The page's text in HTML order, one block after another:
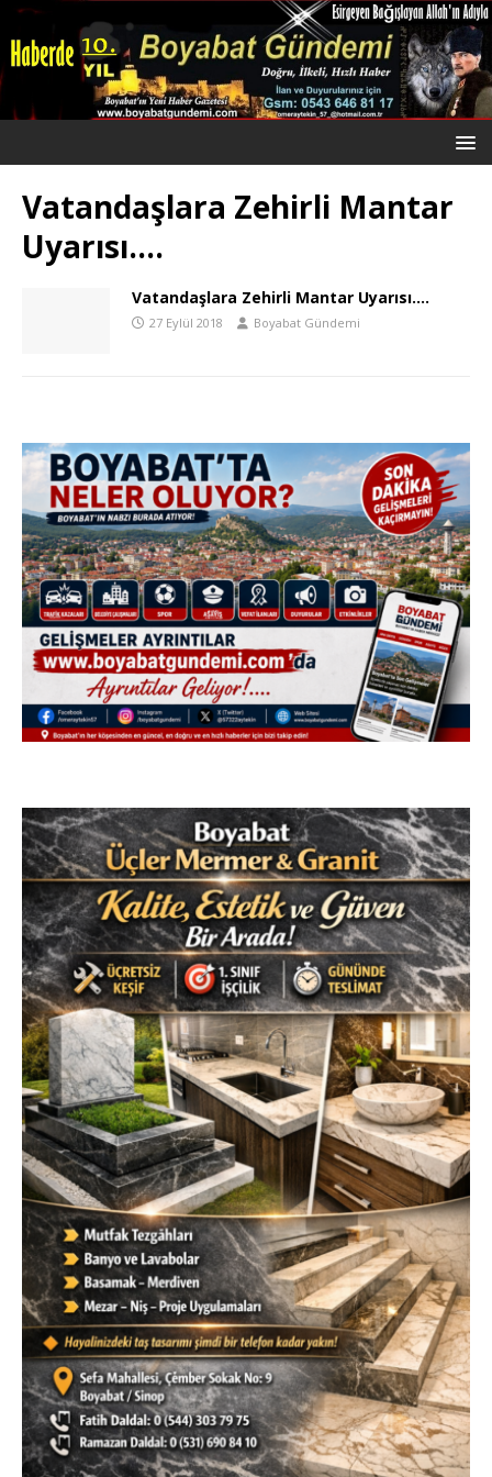
Vatandaşlara Zehirli Mantar
Uyarısı….
Vatandaşlara Zehirli Mantar Uyarısı….
27 Eylül 2018 Boyabat Gündemi